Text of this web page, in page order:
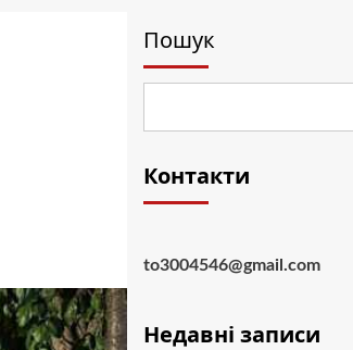
Пошук
Контакти
to3004546@gmail.com
Недавні записи